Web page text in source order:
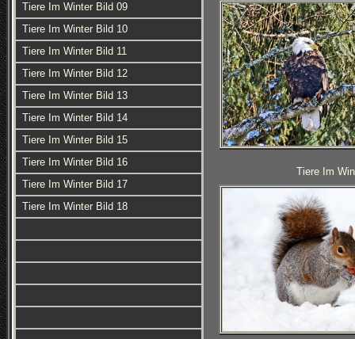
Tiere Im Winter Bild 09
Tiere Im Winter Bild 10
Tiere Im Winter Bild 11
Tiere Im Winter Bild 12
Tiere Im Winter Bild 13
Tiere Im Winter Bild 14
Tiere Im Winter Bild 15
Tiere Im Winter Bild 16
Tiere Im Winter Bild 17
Tiere Im Winter Bild 18
Tiere Im